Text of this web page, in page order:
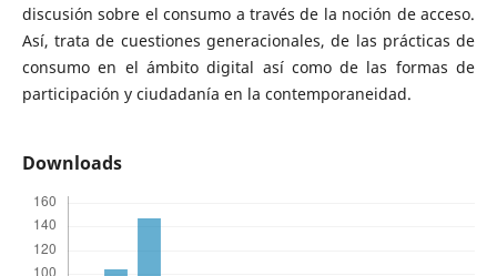
discusión sobre el consumo a través de la noción de acceso.
Así, trata de cuestiones generacionales, de las prácticas de
consumo en el ámbito digital así como de las formas de
participación y ciudadanía en la contemporaneidad.
Downloads